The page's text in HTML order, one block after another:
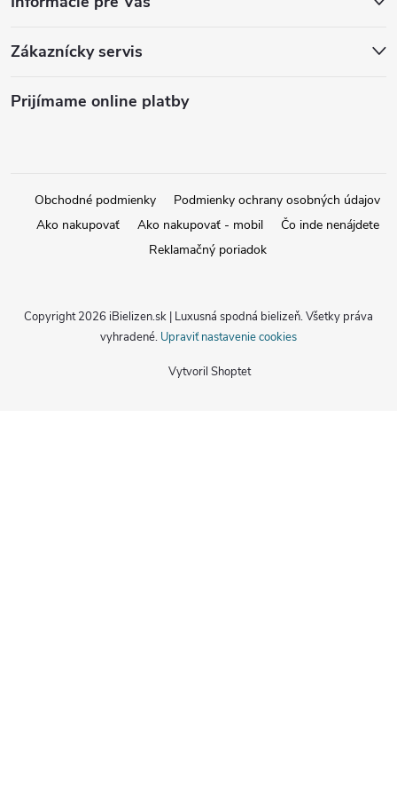
Zákaznícky servis
Prijímame online platby
Obchodné podmienky
Podmienky ochrany osobných údajov
Ako nakupovať
Ako nakupovať - mobil
Čo inde nenájdete
Reklamačný poriadok
Vytvoril Shoptet
Copyright 2026 iBielizen.sk | Luxusná spodná bielizeň. Všetky práva
vyhradené. Upraviť nastavenie cookies